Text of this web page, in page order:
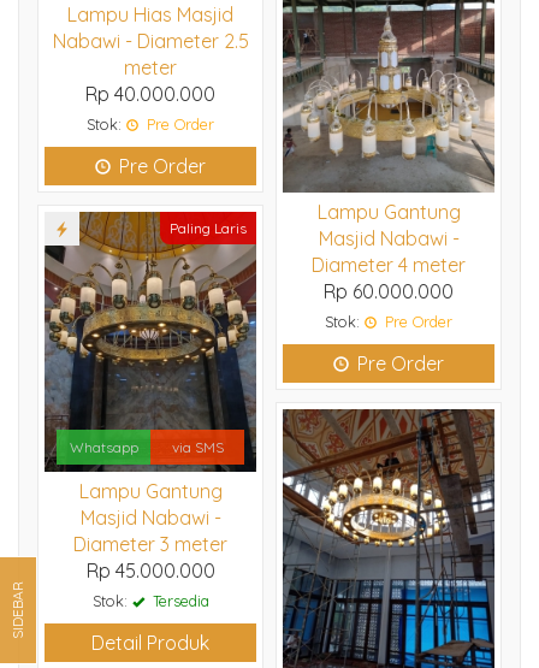
Lampu Hias Masjid
Nabawi - Diameter 2.5
meter
Rp 40.000.000
Stok: Pre Order
Pre Order
Lampu Gantung
Masjid Nabawi -
Diameter 4 meter
Rp 60.000.000
Stok: Pre Order
Pre Order
Paling Laris
Whatsapp via SMS
Lampu Gantung
Masjid Nabawi -
Diameter 3 meter
Rp 45.000.000
Stok: Tersedia
Detail Produk
SIDEBAR